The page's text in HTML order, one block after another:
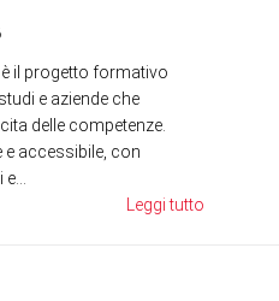
il progetto formativo
e aziende che
delle competenze.
e accessibile, con
Leggi tutto